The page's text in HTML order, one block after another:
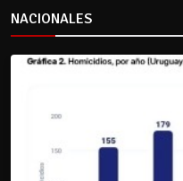
NACIONALES